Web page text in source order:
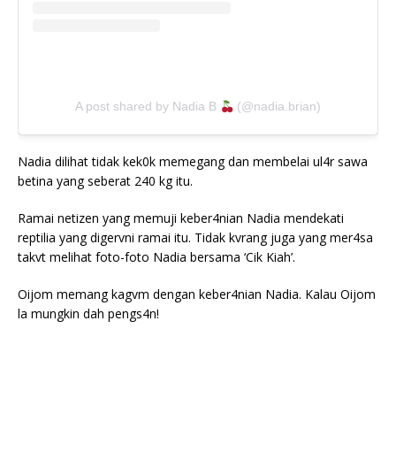
A post shared by Nadia B (@nadia.brian)
Nadia dilihat tidak kek0k memegang dan membelai ul4r sawa
betina yang seberat 240 kg itu.
Ramai netizen yang memuji keber4nian Nadia mendekati
reptilia yang digervni ramai itu. Tidak kvrang juga yang mer4sa
takvt melihat foto-foto Nadia bersama ‘Cik Kiah’.
Oijom memang kagvm dengan keber4nian Nadia. Kalau Oijom
la mungkin dah pengs4n!